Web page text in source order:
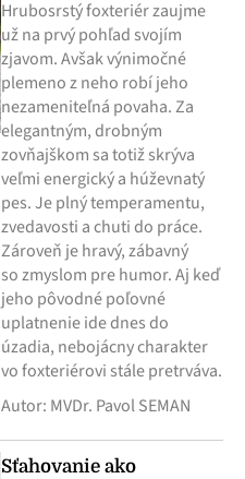
Hrubosrstý foxteriér zaujme
už na prvý pohľad svojím
zjavom. Avšak výnimočné
plemeno z neho robí jeho
nezameniteľná povaha. Za
elegantným, drobným
zovňajškom sa totiž skrýva
veľmi energický a húževnatý
pes. Je plný temperamentu,
zvedavosti a chuti do práce.
Zároveň je hravý, zábavný
so zmyslom pre humor. Aj keď
jeho pôvodné poľovné
uplatnenie ide dnes do
úzadia, nebojácny charakter
vo foxteriérovi stále pretrváva.
Autor: MVDr. Pavol SEMAN
Sťahovanie ako